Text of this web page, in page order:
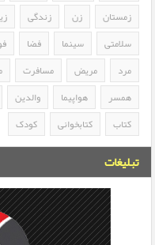
زمستان
زن زندگی
سلامتی
سینما فضا
مرد
مریض مسافرت
همسر
هواپیما والدین
کتاب
کتابخوانی کودک
تبلیغات